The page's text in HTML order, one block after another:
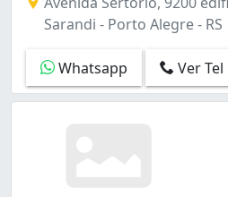
Sarandi - Porto Alegre - RS
Whatsapp Ver Tel